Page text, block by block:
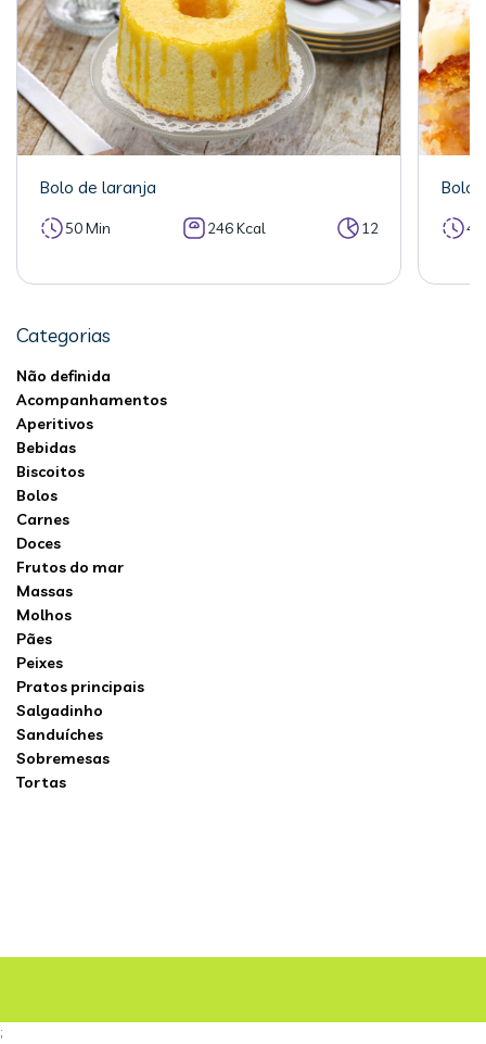
Bolo de laranja
50 Min 246 Kcal 12
Bolo
Categorias
Não definida
Acompanhamentos
Aperitivos
Bebidas
Biscoitos
Bolos
Carnes
Doces
Frutos do mar
Massas
Molhos
Pães
Peixes
Pratos principais
Salgadinho
Sanduíches
Sobremesas
Tortas
;